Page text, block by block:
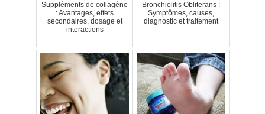
Suppléments de collagène
: Avantages, effets
secondaires, dosage et
interactions
Bronchiolitis Obliterans :
Symptômes, causes,
diagnostic et traitement